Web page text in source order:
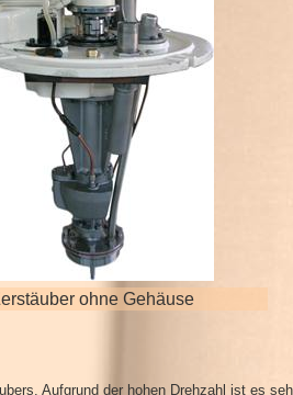
Aufgrund der hohen Drehzahl ist es
ohne Gehäuse